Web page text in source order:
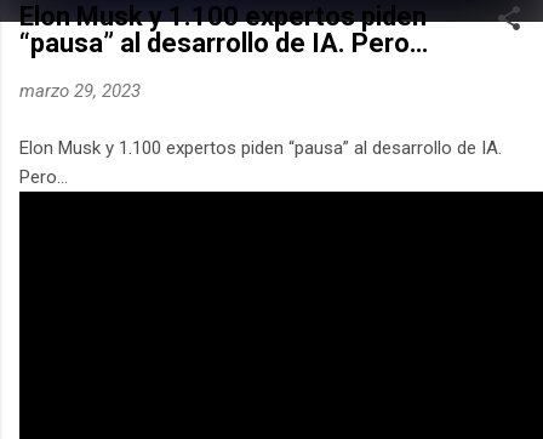
Elon Musk y 1.100 expertos piden
“pausa” al desarrollo de IA. Pero…
marzo 29, 2023
Elon Musk y 1.100 expertos piden “pausa” al desarrollo de IA.
Pero…